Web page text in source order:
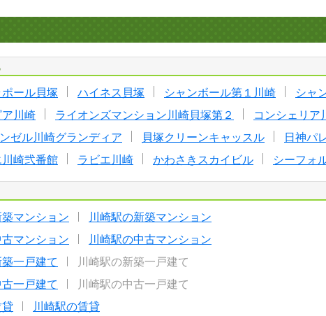
ポール貝塚 ハイネス貝塚 シャンボール第１川崎
シャ
川崎 ライオンズマンション川崎貝塚第２
コンシェリア
ゼル川崎グランディア 貝塚クリーンキャッスル
日神パ
川崎弐番館 ラビエ川崎 かわさきスカイビル シーフォ
マンション
川崎駅の新築マンション
マンション
川崎駅の中古マンション
一戸建て
川崎駅の新築一戸建て
一戸建て
川崎駅の中古一戸建て
貸 川崎駅の賃貸